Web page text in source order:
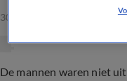
30 aug 2021, 20:58
De mannen waren niet